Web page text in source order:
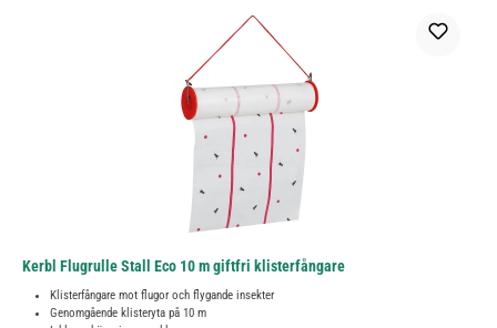
Kerbl Flugrulle Stall Eco 10 m giftfri klisterfångare
Klisterfångare mot flugor och flygande insekter
Genomgående klisteryta på 10 m